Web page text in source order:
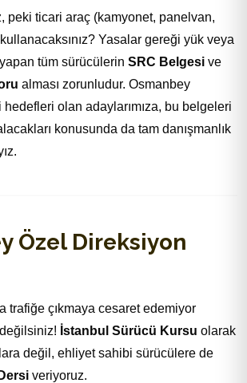
peki ticari araç (kamyonet, panelvan,
Yasalar gereği yük veya
yapan tüm sürücülerin SRC Belgesi ve
alması zorunludur. Osmanbey
olan adaylarımıza, bu belgeleri
konusunda da tam danışmanlık
Özel Direksiyon
trafiğe çıkmaya cesaret edemiyor
İstanbul Sürücü Kursu olarak
değil, ehliyet sahibi sürücülere de
veriyoruz.